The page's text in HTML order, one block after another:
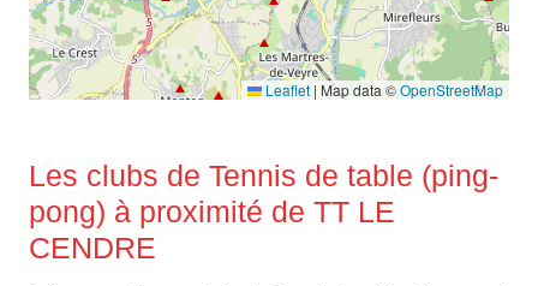
Leaflet | Map data ©OpenStreetMap
Les clubs de Tennis de table (ping-
pong) à proximité de TT LE
CENDRE